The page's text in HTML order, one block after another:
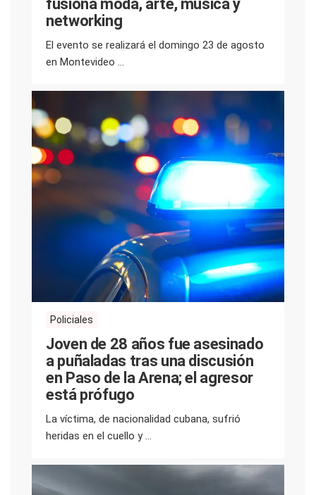
fusiona moda, arte, música y
networking
El evento se realizará el domingo 23 de agosto
en Montevideo ...
Policiales
Joven de 28 años fue asesinado
a puñaladas tras una discusión
en Paso de la Arena; el agresor
está prófugo
La víctima, de nacionalidad cubana, sufrió
heridas en el cuello y ...